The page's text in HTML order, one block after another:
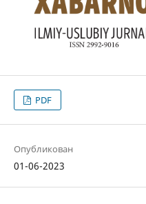
PDF
Опубликован
01-06-2023